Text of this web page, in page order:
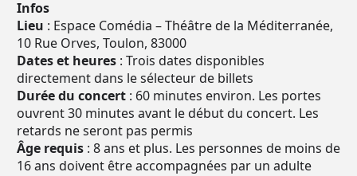
Infos
Lieu : Espace Comédia – Théâtre de la Méditerranée,
10 Rue Orves, Toulon, 83000
Dates et heures : Trois dates disponibles
directement dans le sélecteur de billets
Durée du concert : 60 minutes environ. Les portes
ouvrent 30 minutes avant le début du concert. Les
retards ne seront pas permis
Âge requis : 8 ans et plus. Les personnes de moins de
16 ans doivent être accompagnées par un adulte